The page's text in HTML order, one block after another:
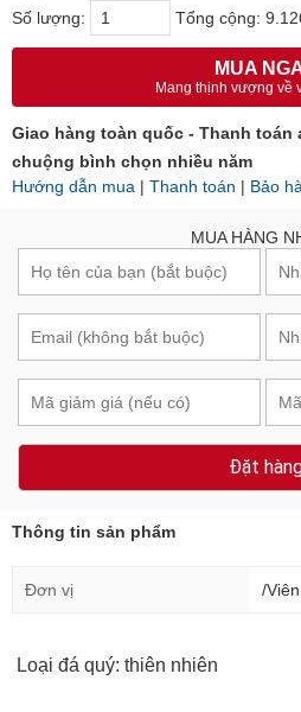
Số lượng:
Tổng cộng:
MUA
Mang thịnh vượng về
Giao hàng toàn quốc - Thanh toán
chuộng bình chọn nhiều năm
Hướng dẫn mua | Thanh toán | Bảo
MUA HÀNG
Đặt
Thông tin sản phẩm
Đơn vị /Viên
Loại đá quý: thiên nhiên